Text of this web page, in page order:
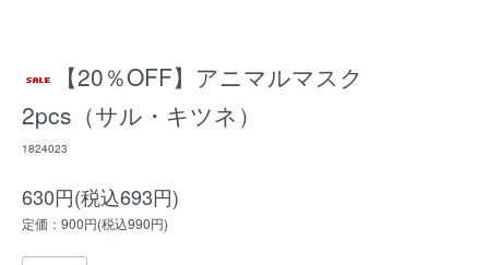
【20％OFF】アニマルマスク
2pcs（サル・キツネ）
1824023
630円(税込693円)
定価：900円(税込990円)